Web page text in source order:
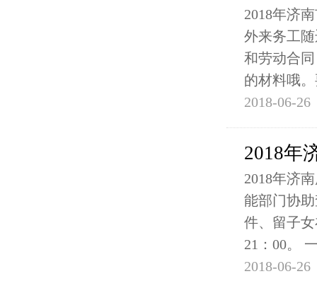
2018年济
外来务工
和劳动合
的材料哦
2018-06-26
2018年
2018年济
能部门协
件、留子
21：00。
2018-06-26